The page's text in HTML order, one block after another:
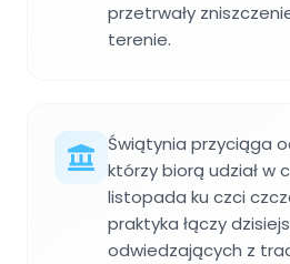
przetrwały
terenie.
Świątynia przyciąga
którzy biorą udział w
listopada ku czci
praktyka łączy
odwiedzających z